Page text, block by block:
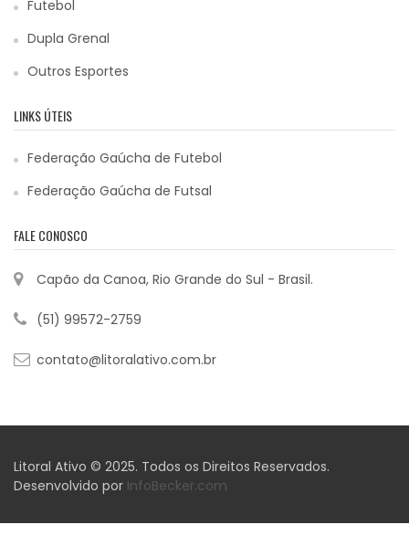
Futebol
Dupla Grenal
Outros Esportes
LINKS ÚTEIS
Federação Gaúcha de Futebol
Federação Gaúcha de Futsal
FALE CONOSCO
Capão da Canoa, Rio Grande do Sul - Brasil.
(51) 99572-2759
contato@litoralativo.com.br
Litoral Ativo © 2025. Todos os Direitos Reservados.
Desenvolvido por InfoBecker.com